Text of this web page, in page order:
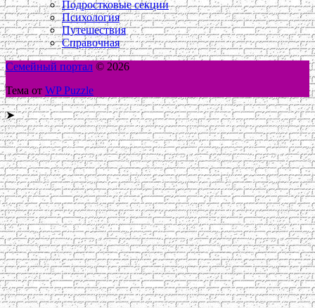
Подростковые секции
Психология
Путешествия
Справочная
Семейный портал © 2026
Тема от WP Puzzle
➤